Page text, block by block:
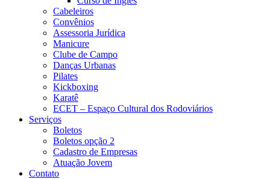
Cabeleiros
Convênios
Assessoria Jurídica
Manicure
Clube de Campo
Danças Urbanas
Pilates
Kickboxing
Karatê
ECET – Espaço Cultural dos Rodoviários
Serviços
Boletos
Boletos opção 2
Cadastro de Empresas
Atuação Jovem
Contato